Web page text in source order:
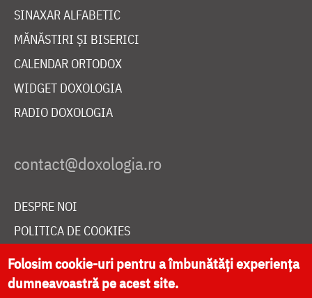
SINAXAR ALFABETIC
MĂNĂSTIRI ȘI BISERICI
CALENDAR ORTODOX
WIDGET DOXOLOGIA
RADIO DOXOLOGIA
DESPRE NOI
POLITICA DE COOKIES
DONEAZĂ ONLINE PENTRU CATEDRALA NAȚIONALĂ
Folosim cookie-uri pentru a îmbunătăți experiența
dumneavoastră pe acest site.